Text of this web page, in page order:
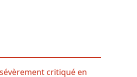
critiqué en